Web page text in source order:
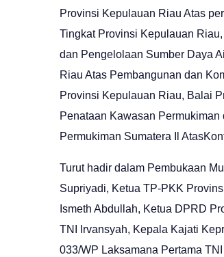
Provinsi Kepulauan Riau Atas
Tingkat Provinsi Kepulauan
dan Pengelolaan Sumber Daya
Riau Atas Pembangunan dan
Provinsi Kepulauan Riau, Balai
Penataan Kawasan
Permukiman Sumatera Il
Turut hadir dalam Pembukaan
Supriyadi, Ketua TP-PKK
Ismeth Abdullah, Ketua DPRD
TNI Irvansyah, Kepala Kajati
033/WP Laksamana Pertama